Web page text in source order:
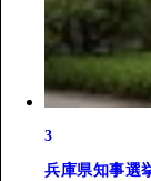
3
兵庫県知事選